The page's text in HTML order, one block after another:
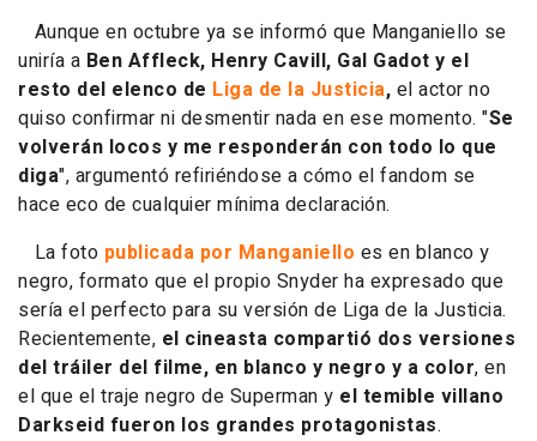
Aunque en octubre ya se informó que Manganiello se
uniría a Ben Affleck, Henry Cavill, Gal Gadot y el
resto del elenco de Liga de la Justicia, el actor no
quiso confirmar ni desmentir nada en ese momento. "Se
volverán locos y me responderán con todo lo que
diga", argumentó refiriéndose a cómo el fandom se
hace eco de cualquier mínima declaración.
La foto publicada por Manganiello es en blanco y
negro, formato que el propio Snyder ha expresado que
sería el perfecto para su versión de Liga de la Justicia.
Recientemente, el cineasta compartió dos versiones
del tráiler del filme, en blanco y negro y a color, en
el que el traje negro de Superman y el temible villano
Darkseid fueron los grandes protagonistas.